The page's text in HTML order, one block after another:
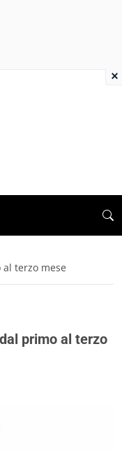
terzo mese
primo al terzo
×